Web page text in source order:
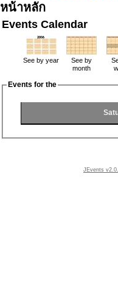
หน้าหลัก
Events Calendar
See by year
See by
month
Events for the
JEvents